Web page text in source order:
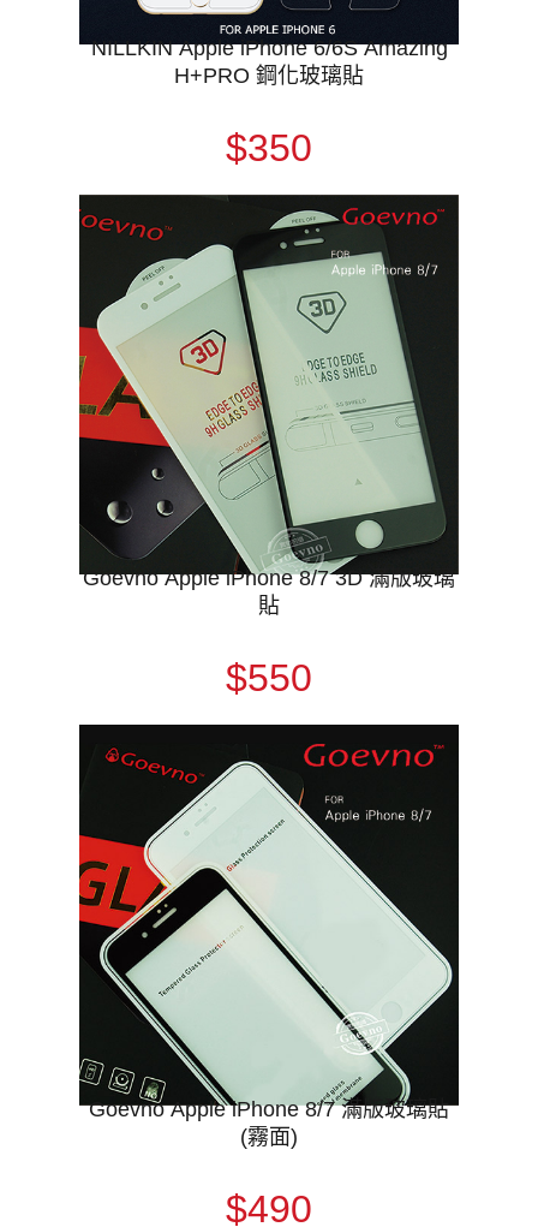
NILLKIN Apple iPhone 6/6S Amazing
H+PRO 鋼化玻璃貼
$350
Goevno Apple iPhone 8/7 3D 滿版玻璃
貼
$550
Goevno Apple iPhone 8/7 滿版玻璃貼
(霧面)
$490